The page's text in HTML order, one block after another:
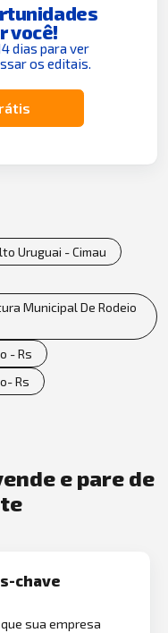
você!
dias para ver
os editais.
Uruguai - Cimau
Municipal De Rodeio
- Rs
Rs
e pare de
chave
sua empresa